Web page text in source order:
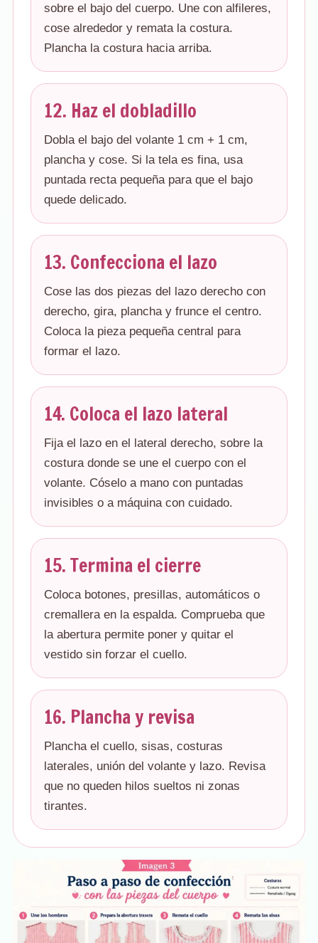
sobre el bajo del cuerpo. Une con alfileres,
cose alrededor y remata la costura.
Plancha la costura hacia arriba.
12. Haz el dobladillo
Dobla el bajo del volante 1 cm + 1 cm,
plancha y cose. Si la tela es fina, usa
puntada recta pequeña para que el bajo
quede delicado.
13. Confecciona el lazo
Cose las dos piezas del lazo derecho con
derecho, gira, plancha y frunce el centro.
Coloca la pieza pequeña central para
formar el lazo.
14. Coloca el lazo lateral
Fija el lazo en el lateral derecho, sobre la
costura donde se une el cuerpo con el
volante. Cóselo a mano con puntadas
invisibles o a máquina con cuidado.
15. Termina el cierre
Coloca botones, presillas, automáticos o
cremallera en la espalda. Comprueba que
la abertura permite poner y quitar el
vestido sin forzar el cuello.
16. Plancha y revisa
Plancha el cuello, sisas, costuras
laterales, unión del volante y lazo. Revisa
que no queden hilos sueltos ni zonas
tirantes.